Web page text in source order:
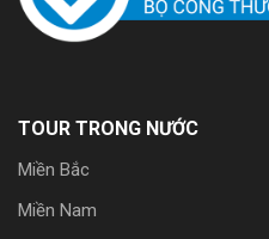
TOUR TRONG NƯỚC
Miền Bắc
Miền Nam